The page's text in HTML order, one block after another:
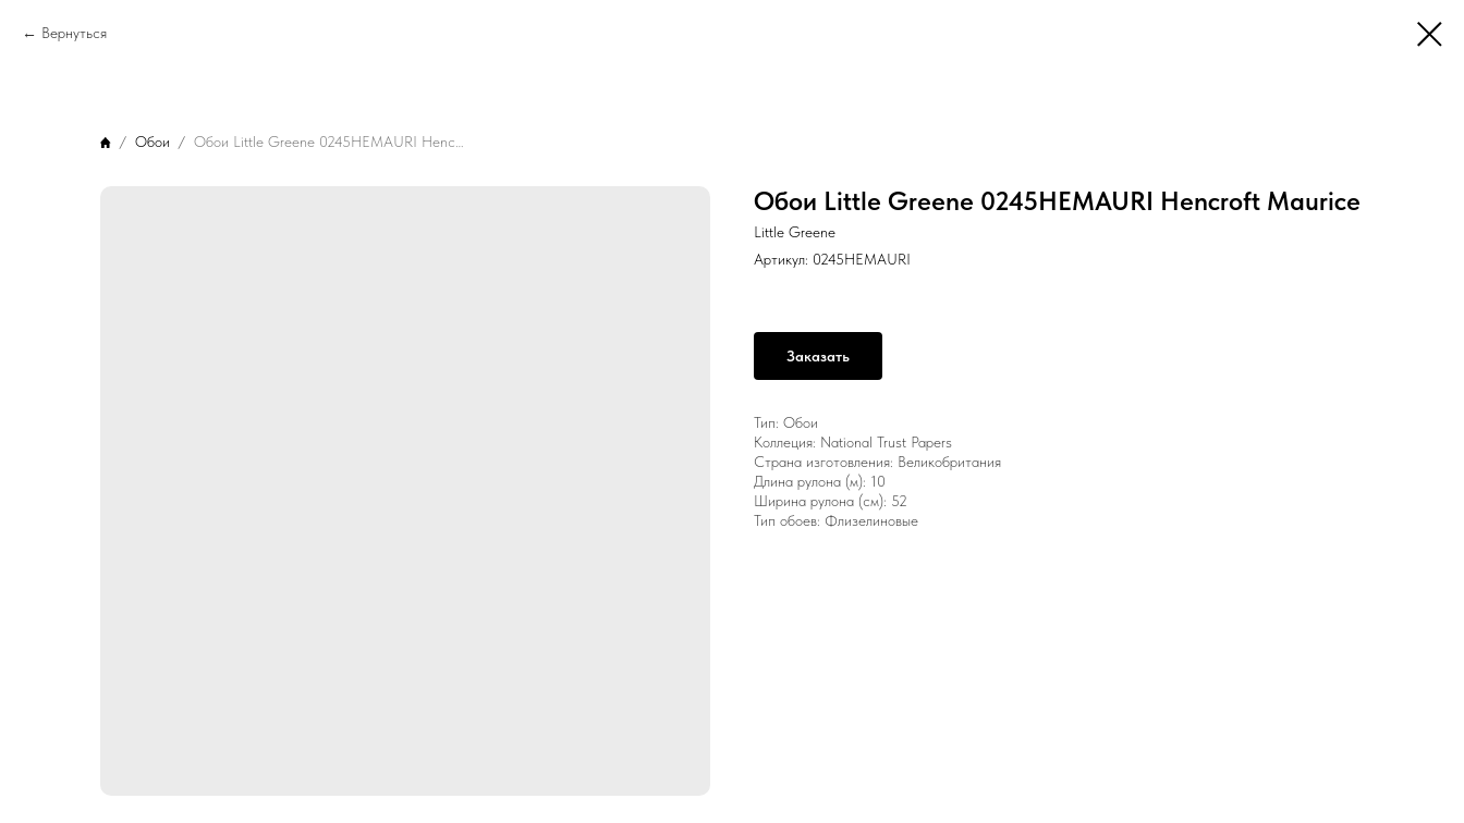
Вернуться
Обои
Обои Little Greene 0245HEMAURI Hencroft Maurice
Little Greene
Артикул: 0245HEMAURI
Заказать
Тип: Обои
Коллеция: National Trust Papers
Страна изготовления: Великобритания
Длина рулона (м): 10
Ширина рулона (см): 52
Тип обоев: Флизелиновые